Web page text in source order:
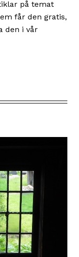
på temat
får den gratis,
den i vår